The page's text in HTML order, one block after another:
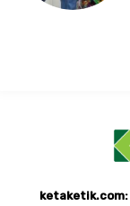
ketaketik.com: